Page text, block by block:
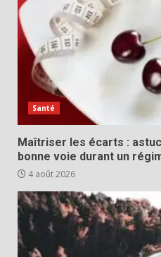
Santé
Maîtriser les écarts :
bonne voie durant un
4 août 2026